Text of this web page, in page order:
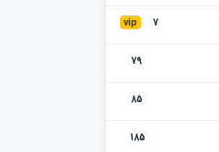
vip 7
79
85
185